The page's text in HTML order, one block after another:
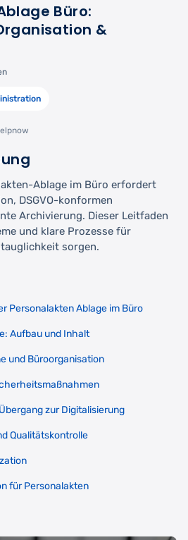
Büro:
&
Ablage im Büro erfordert
DSGVO-konformen
Archivierung. Dieser Leitfaden
und klare Prozesse für
sorgen.
Personalakten Ablage im Büro
Aufbau und Inhalt
und Büroorganisation
zur Digitalisierung
Qualitätskontrolle
für Personalakten